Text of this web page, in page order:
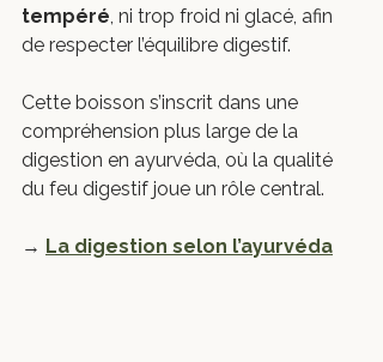
tempéré, ni trop froid ni glacé, afin
de respecter l’équilibre digestif.
Cette boisson s’inscrit dans une
compréhension plus large de la
digestion en ayurvéda, où la qualité
du feu digestif joue un rôle central.
→ La digestion selon l’ayurvéda